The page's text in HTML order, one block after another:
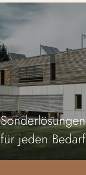
Sonderlösungen
für jeden Bedarf